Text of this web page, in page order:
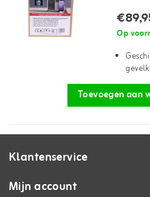
Op
Toevoegen aan
Klantenservice
Mijn account